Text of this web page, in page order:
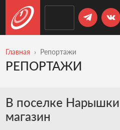
Главная Репортажи
РЕПОРТАЖИ
В поселке
магазин